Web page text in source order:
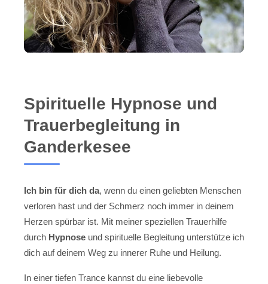
Spirituelle Hypnose und
Trauerbegleitung in
Ganderkesee
Ich bin für dich da, wenn du einen geliebten Menschen
verloren hast und der Schmerz noch immer in deinem
Herzen spürbar ist. Mit meiner speziellen Trauerhilfe
durch Hypnose und spirituelle Begleitung unterstütze ich
dich auf deinem Weg zu innerer Ruhe und Heilung.
In einer tiefen Trance kannst du eine liebevolle